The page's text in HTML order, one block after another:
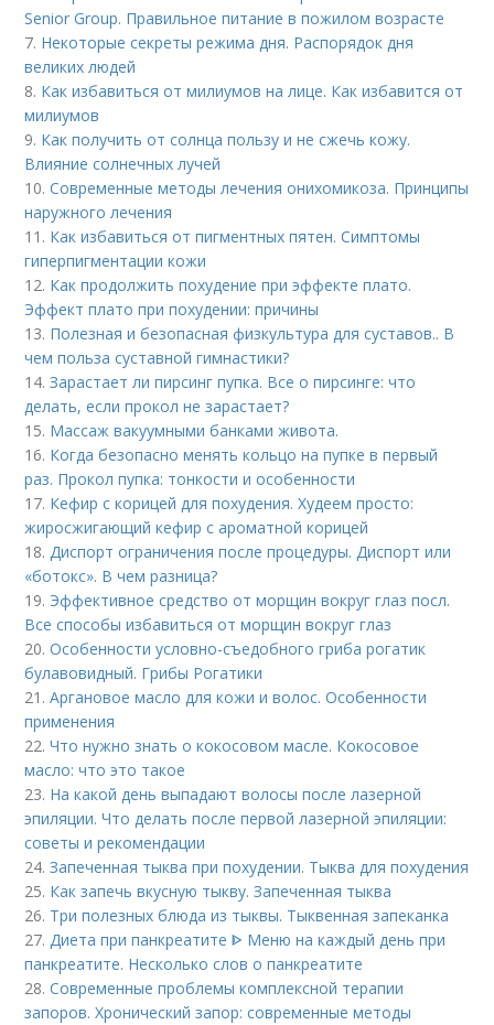
Senior Group. Правильное питание в пожилом возрасте
7. Некоторые секреты режима дня. Распорядок дня
великих людей
8. Как избавиться от милиумов на лице. Как избавится от
милиумов
9. Как получить от солнца пользу и не сжечь кожу.
Влияние солнечных лучей
10.Современные методы лечения онихомикоза. Принципы
наружного лечения
11. Как избавиться от пигментных пятен. Симптомы
гиперпигментации кожи
12. Как продолжить похудение при эффекте плато.
Эффект плато при похудении: причины
13. Полезная и безопасная физкультура для суставов.. В
чем польза суставной гимнастики?
14.Зарастает ли пирсинг пупка. Все о пирсинге: что
делать, если прокол не зарастает?
15. Массаж вакуумными банками живота.
16. Когда безопасно менять кольцо на пупке в первый
раз. Прокол пупка: тонкости и особенности
17. Кефир с корицей для похудения. Худеем просто:
жиросжигающий кефир с ароматной корицей
18.Диспорт ограничения после процедуры. Диспорт или
«ботокс». В чем разница?
19. Эффективное средство от морщин вокруг глаз посл.
Все способы избавиться от морщин вокруг глаз
20.Особенности условно-съедобного гриба рогатик
булавовидный. Грибы Рогатики
21.Аргановое масло для кожи и волос. Особенности
применения
22.Что нужно знать о кокосовом масле. Кокосовое
масло: что это такое
23. На какой день выпадают волосы после лазерной
эпиляции. Что делать после первой лазерной эпиляции:
советы и рекомендации
24.Запеченная тыква при похудении. Тыква для похудения
25. Как запечь вкусную тыкву. Запеченная тыква
26. Три полезных блюда из тыквы. Тыквенная запеканка
27.Диета при панкреатите ᐈ Меню на каждый день при
панкреатите. Несколько слов о панкреатите
28.Современные проблемы комплексной терапии
запоров. Хронический запор: современные методы